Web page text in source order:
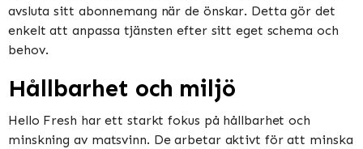
avsluta sitt abonnemang när de önskar. Detta gör det
enkelt att anpassa tjänsten efter sitt eget schema och
behov.
Hållbarhet och miljö
Hello Fresh har ett starkt fokus på hållbarhet och
minskning av matsvinn. De arbetar aktivt för att minska